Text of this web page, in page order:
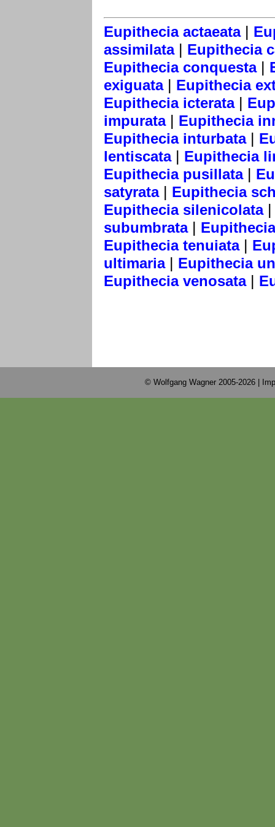
Eupithecia actaeata|
assimilata| Eupithecia
Eupithecia conquesta|
exiguata| Eupithecia
Eupithecia icterata|
impurata| Eupithecia
Eupithecia inturbata|
lentiscata| Eupithecia
Eupithecia pusillata|
satyrata| Eupithecia
Eupithecia silenicolata
subumbrata|
Eupithecia tenuiata|
ultimaria| Eupithecia
Eupithecia venosata|
© Wolfgang Wagner 2005-2026 |